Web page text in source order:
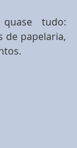
tudo:
de papelaria,